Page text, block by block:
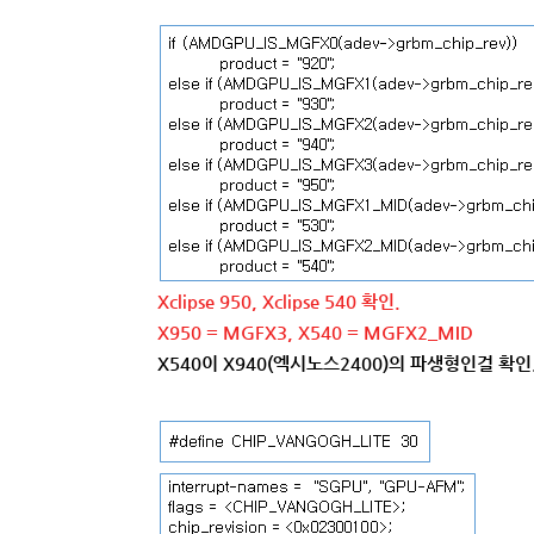
Xclipse 950, Xclipse 540 확인.
X950 = MGFX3, X540 = MGFX2_MID
X540이 X940(엑시노스2400)의 파생형인걸 확